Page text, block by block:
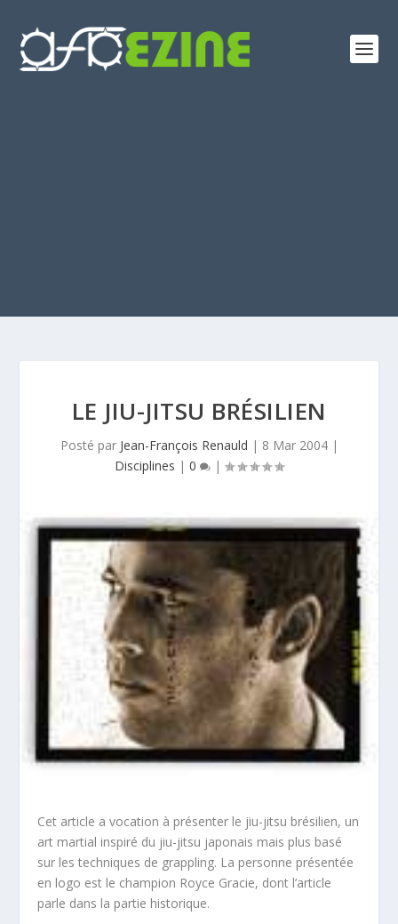
LE JIU-JITSU BRÉSILIEN
Posté par Jean-François Renauld | 8 Mar 2004|
Disciplines | 0 |
Cet article a vocation à présenter le jiu-jitsu brésilien, un
art martial inspiré du jiu-jitsu japonais mais plus basé
sur les techniques de grappling. La personne présentée
en logo est le champion Royce Gracie, dont l’article
parle dans la partie historique.